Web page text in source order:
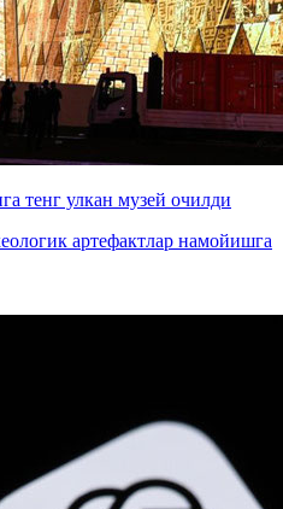
тенг улкан музей очилди
артефактлар намойишга